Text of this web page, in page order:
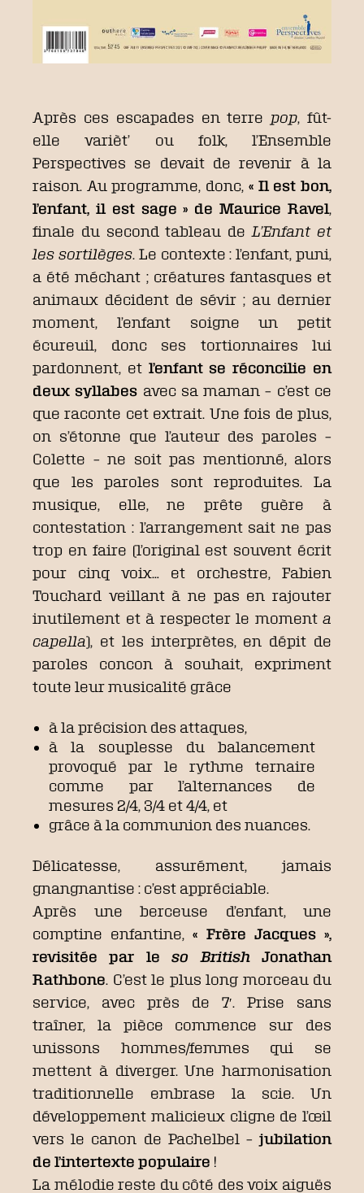
Après ces escapades en terre pop, fût-
elle varièt’ ou folk, l’Ensemble
Perspectives se devait de revenir à la
raison. Au programme, donc, « Il est bon,
l’enfant, il est sage » de Maurice Ravel,
finale du second tableau de L’Enfant et
les sortilèges. Le contexte : l’enfant, puni,
a été méchant ; créatures fantasques et
animaux décident de sévir ; au dernier
moment, l’enfant soigne un petit
écureuil, donc ses tortionnaires lui
pardonnent, et l’enfant se réconcilie en
deux syllabes avec sa maman – c’est ce
que raconte cet extrait. Une fois de plus,
on s’étonne que l’auteur des paroles –
Colette – ne soit pas mentionné, alors
que les paroles sont reproduites. La
musique, elle, ne prête guère à
contestation : l’arrangement sait ne pas
trop en faire (l’original est souvent écrit
pour cinq voix… et orchestre, Fabien
Touchard veillant à ne pas en rajouter
inutilement et à respecter le moment a
capella), et les interprètes, en dépit de
paroles concon à souhait, expriment
toute leur musicalité grâce
à la précision des attaques,
à la souplesse du balancement
provoqué par le rythme ternaire
comme par l’alternances de
mesures 2/4, 3/4 et 4/4, et
grâce à la communion des nuances.
Délicatesse, assurément, jamais
gnangnantise : c’est appréciable.
Après une berceuse d’enfant, une
comptine enfantine, « Frère Jacques »,
revisitée par leso BritishJonathan
Rathbone. C’est le plus long morceau du
service, avec près de 7′. Prise sans
traîner, la pièce commence sur des
unissons hommes/femmes qui se
mettent à diverger. Une harmonisation
traditionnelle embrase la scie. Un
développement malicieux cligne de l’œil
vers le canon de Pachelbel – jubilation
de l’intertexte populaire !
La mélodie reste du côté des voix aiguës